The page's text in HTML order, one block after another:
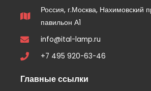
Россия, г.Москва, Нахимовский
павильон А1
info@ital-lamp.ru
+7 495 920-63-46
Главные ссылки